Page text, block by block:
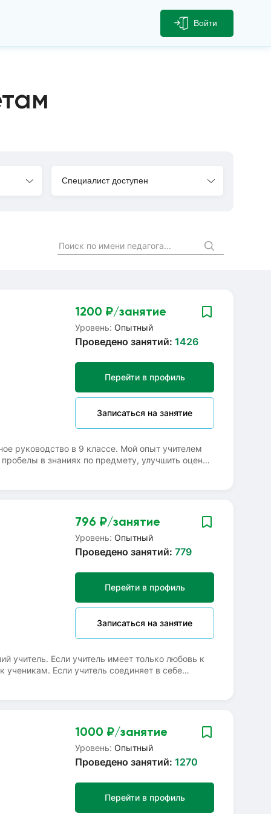
Войти
Специалист доступен
1200 ₽/занятие
Уровень: Опытный
Проведено занятий: 1426
Перейти в профиль
Записаться на занятие
руководство в 9 классе. Мой опыт учителем
в знаниях по предмету, улучшить оценки
796 ₽/занятие
Уровень: Опытный
Проведено занятий: 779
Перейти в профиль
Записаться на занятие
учитель. Если учитель имеет только любовь к
ученикам. Если учитель соединяет в себе
1000 ₽/занятие
Уровень: Опытный
Проведено занятий: 1270
Перейти в профиль